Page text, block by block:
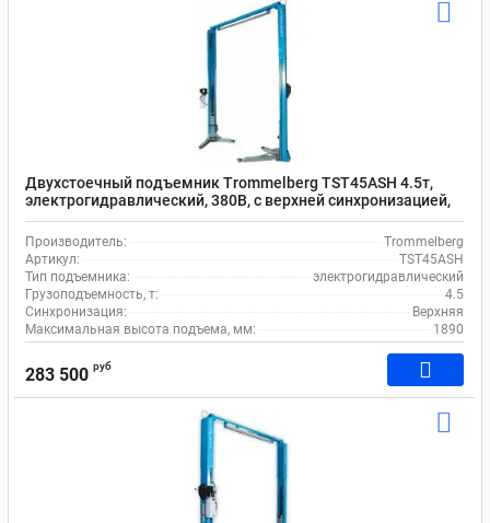
Двухстоечный подъемник Trommelberg TST45ASH 4.5т,
электрогидравлический, 380В, с верхней синхронизацией,
асимметричным дизайном
Производитель:
Trommelberg
Артикул:
TST45ASH
Тип подъемника:
электрогидравлический
Грузоподъемность, т:
4.5
Синхронизация:
Верхняя
Максимальная высота подъема, мм:
1890
283 500 руб